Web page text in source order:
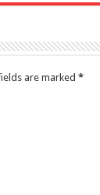
are marked *